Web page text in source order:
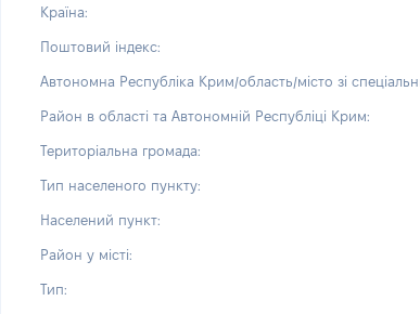
Країна:
Поштовий індекс:
Автономна Республіка Крим/область/місто зі
Район в області та Автономній Республіці Крим:
Територіальна громада:
Тип населеного пункту:
Населений пункт:
Район у місті:
Тип: